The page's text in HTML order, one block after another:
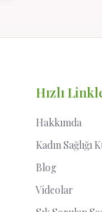
Hızlı
Hakkımda
Kadın Sağlığı
Blog
Videolar